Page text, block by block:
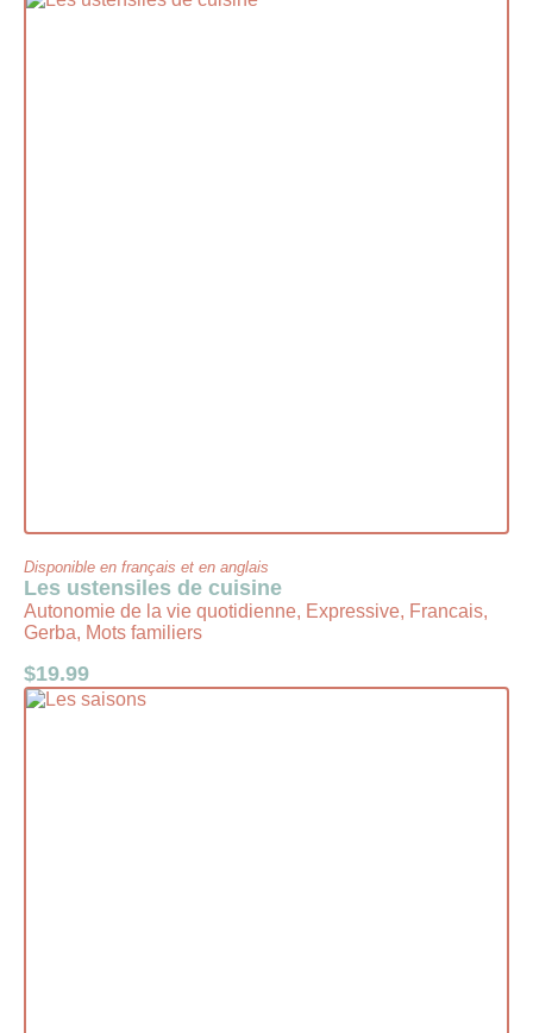
Disponible en français et en anglais
Les ustensiles de cuisine
Autonomie de la vie quotidienne, Expressive, Francais,
Gerba, Mots familiers
$19.99